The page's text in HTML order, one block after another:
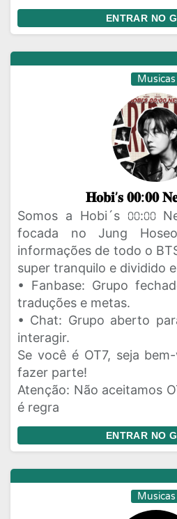
ENTRAR NO
Musicas
𝐇𝐨𝐛𝐢’𝐬 𝟎𝟎:𝟎𝟎
Somos a Hobi´s ⩇⩇:⩇⩇
focada no Jung
informações de todo o
super tranquilo e dividido
• Fanbase: Grupo
traduções e metas.
• Chat: Grupo aberto
interagir.
Se você é OT7, seja
fazer parte!
Atenção: Não aceitamos
é regra
ENTRAR NO
Musicas